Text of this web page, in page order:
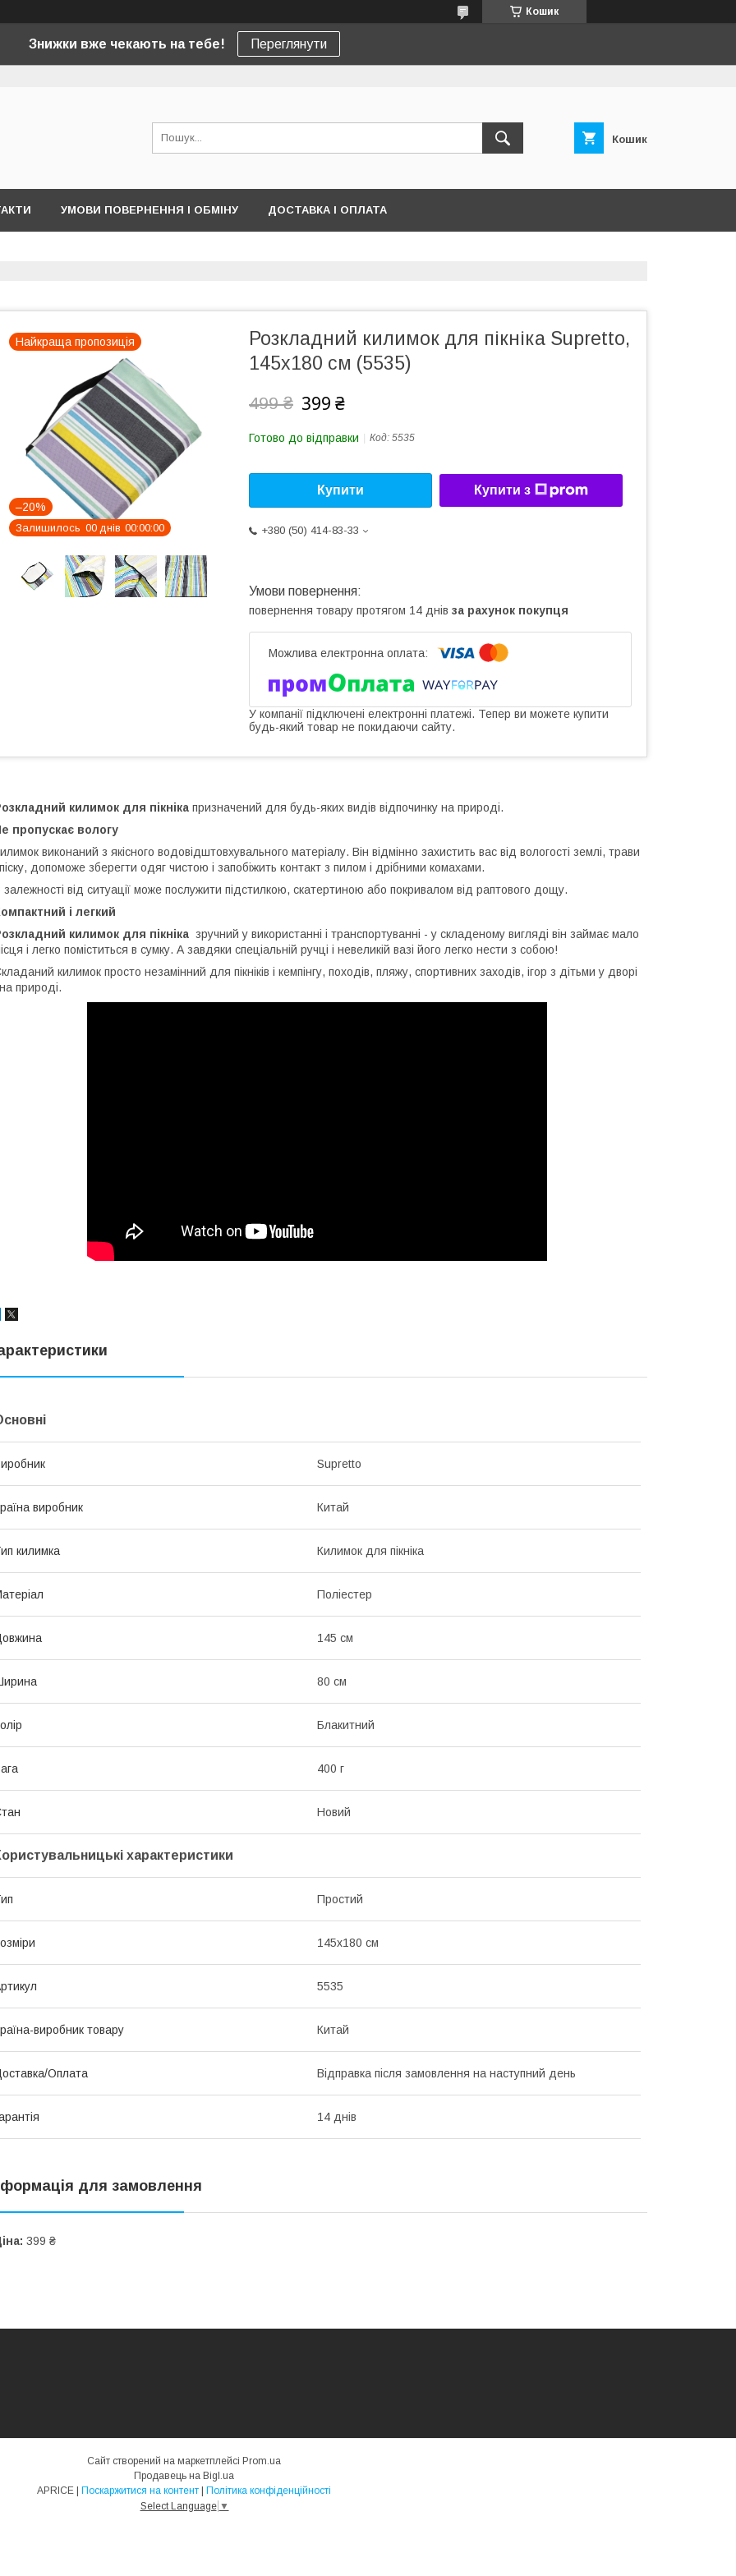
Кошик
Знижки вже чекають на тебе! Переглянути
Кошик
УМОВИ ПОВЕРНЕННЯ І ОБМІНУ ДОСТАВКА І ОПЛАТА
Найкраща пропозиція
–20%
Залишилось 00 днів 00 00 00
Розкладний килимок для пікніка Supretto,
145х180 см (5535)
499 ₴ 399 ₴
Готово до відправки Код: 5535
Купити Купити з
+380 (50) 414-83-33
повернення товару протягом 14 днів за рахунок покупця
У компанії підключені електронні платежі. Тепер ви можете купити
будь-який товар не покидаючи сайту.
килимок для пікніка призначений для будь-яких видів відпочинку на природі.
пропускає вологу
виконаний з якісного водовідштовхувального матеріалу. Він відмінно захистить вас від вологості землі, трави
піску, допоможе зберегти одяг чистою і запобіжить контакт з пилом і дрібними комахами.
залежності від ситуації може послужити підстилкою, скатертиною або покривалом від раптового дощу.
і легкий
килимок для пікніка зручний у використанні і транспортуванні - у складеному вигляді він займає мало
і легко поміститься в сумку. А завдяки спеціальній ручці і невеликій вазі його легко нести з собою!
килимок просто незамінний для пікніків і кемпінгу, походів, пляжу, спортивних заходів, ігор з дітьми у дворі
на природі.
Supretto
виробник Китай
килимка Килимок для пікніка
Поліестер
145 см
80 см
Блакитний
400 г
Новий
характеристики
Простий
145х180 см
5535
виробник товару Китай
Оплата Відправка після замовлення на наступний день
14 днів
для замовлення
399 ₴
Сайт створений на маркетплейсі Prom.ua
Продавець на Bigl.ua
APRICE | Поскаржитися на контент | Політика конфіденційності
Select Language ▼